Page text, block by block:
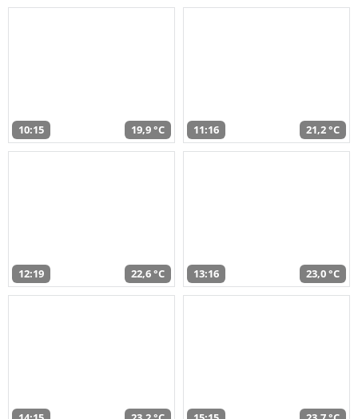
10:15 19,9 °C 11:16 21,2 °C
12:19 22,6 °C 13:16 23,0 °C